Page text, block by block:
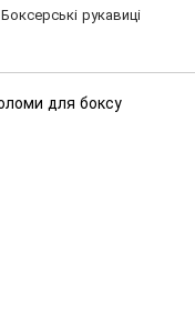
Боксерські рукавиці